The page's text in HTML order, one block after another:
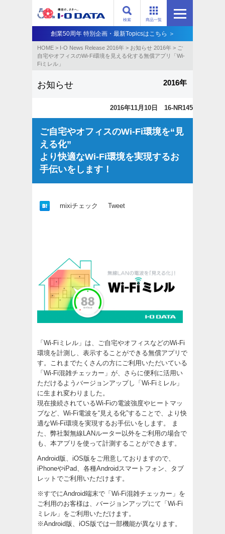
商品一覧
検索
創業50周年 特別企画・最新Topicsはこちら ＞
HOME > I-O News Release 2016年 > お知らせ 2016年 > ご
自宅やオフィスのWi-Fi環境を見える化する無償アプリ「Wi-
Fiミレル」
お知らせ 2016年
2016年11月10日 16-NR145
ご自宅やオフィスのWi-Fi環境を“見
える化”
より快適なWi-Fi環境を実現するお
手伝いをします！
mixiチェック Tweet
「Wi-Fiミレル」は、ご自宅やオフィスなどのWi-Fi
環境を計測し、表示することができる無償アプリで
す。これまでたくさんの方にご利用いただいている
「Wi-Fi混雑チェッカー」が、さらに便利に活用い
ただけるようバージョンアップし「Wi-Fiミレル」
に生まれ変わりました。
現在接続されているWi-Fiの電波強度やヒートマッ
プなど、Wi-Fi電波を“見える化”することで、より快
適なWi-Fi環境を実現するお手伝いをします。 ま
た、弊社製無線LANルーター以外をご利用の場合で
も、本アプリを使って計測することができます。
Android版、iOS版をご用意しておりますので、
iPhoneやiPad、各種Androidスマートフォン、タブ
レットでご利用いただけます。
※すでにAndroid端末で「Wi-Fi混雑チェッカー」を
ご利用のお客様は、バージョンアップにて「Wi-Fi
ミレル」をご利用いただけます。
※Android版、iOS版では一部機能が異なります。